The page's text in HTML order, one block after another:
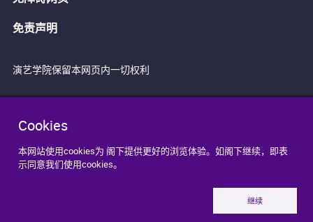
Cookies
本网站使用cookies为 阁下提供更好的浏览体验。如阁下继续，即表
示同意我们使用cookies。
继续
免责声明
演艺学院保留本网页内一切权利